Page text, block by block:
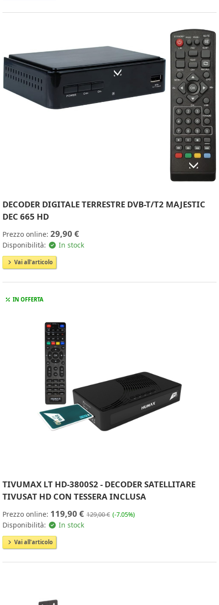
DECODER DIGITALE TERRESTRE DVB-T/T2 MAJESTIC
DEC 665 HD
Prezzo online: 29,90 €
Disponibilità: In stock
Vai all'articolo
IN OFFERTA
TIVUMAX LT HD-3800S2 - DECODER SATELLITARE
TIVUSAT HD CON TESSERA INCLUSA
Prezzo online: 119,90 € 129,00 € (-7.05%)
Disponibilità: In stock
Vai all'articolo